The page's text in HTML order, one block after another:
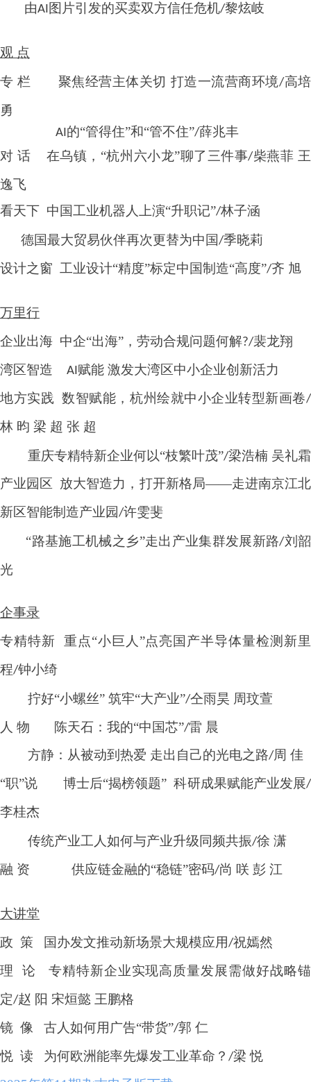
由AI 图片引发的买卖双方信任危机/黎炫岐
观 点
专 栏 聚焦经营主体关切 打造一流营商环境/高培
勇
AI的“管得住”和“管不住”/薛兆丰
对 话 在乌镇， “杭州六小龙”聊了三件事/柴燕菲 王
逸飞
看天下 中国工业机器人上演“升职记”/林子涵
德国最大贸易伙伴再次更替为中国/季晓莉
设计之窗 工业设计“精度”标定中国制造“高度”/齐 旭
万里行
企业出海 中企“出海”，劳动合规问题何解?/裴龙翔
湾区智造
AI赋能 激发大湾区中小企业创新活力
地方实践 数智赋能，杭州绘就中小企业转型新画卷/
林 昀 梁 超 张 超
重庆专精特新企业何以“枝繁叶茂”/梁浩楠 吴礼霜
产业园区
放大智造力，打开新格局——走进南京江北
新区智能制造产业园/许雯斐
“路基施工机械之乡”走出产业集群发展新路/刘韶
光
企事录
专精特新
重点“小巨人”点亮国产半导体量检测新里
程/钟小绮
拧好“小螺丝” 筑牢“大产业”/仝雨昊 周玟萱
人 物 陈天石：我的“中国芯”/雷 晨
方静：从被动到热爱 走出自己的光电之路/周 佳
“职”说
博士后“揭榜领题” 科研成果赋能产业发展/
李桂杰
传统产业工人如何与产业升级同频共振/徐 潇
融 资 供应链金融的“稳链”密码/尚 咲 彭 江
大讲堂
政 策 国办发文推动新场景大规模应用/祝嫣然
理
论
专精特新企业实现高质量发展需做好战略锚
定/赵 阳 宋烜懿 王鹏格
镜 像 古人如何用广告“带货”/郭 仁
悦 读 为何欧洲能率先爆发工业革命？ /梁 悦